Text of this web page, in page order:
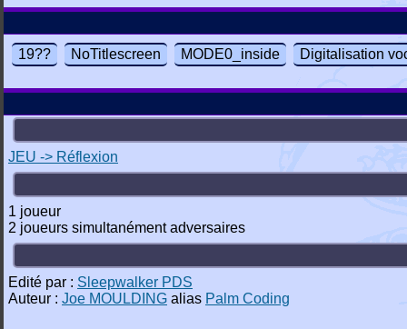
19?? NoTitlescreen MODE0_inside Digitalisation
JEU -> Réflexion
1 joueur
2 joueurs simultanément adversaires
Edité par : Sleepwalker PDS
Auteur : Joe MOULDING alias Palm Coding